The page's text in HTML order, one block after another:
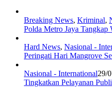
Breaking News, Kriminal,
Polda Metro Jaya
Hard News, Nasional -
Peringati Hari Mangrove
Nasional - International29/
Tingkatkan Pelayanan